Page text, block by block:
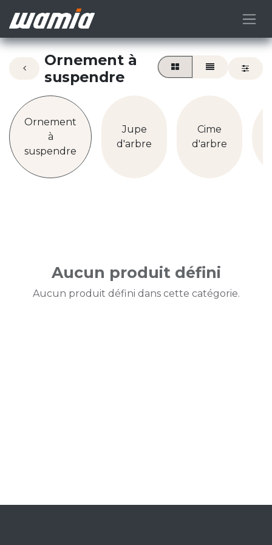
Ornement à
suspendre
Ornement
à
suspendre
Jupe
d'arbre
Cime
d'arbre
Aucun produit défini
Aucun produit défini dans cette catégorie.